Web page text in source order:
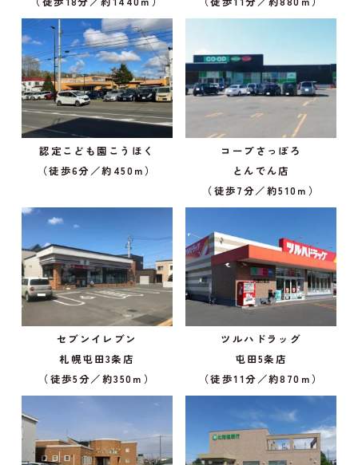
認定こども園こうほく
（徒歩6分／約450ｍ）
コープさっぽろ
とんでん店
（徒歩7分／約510ｍ）
セブンイレブン
札幌屯田3条店
（徒歩5分／約350ｍ）
ツルハドラッグ
屯田5条店
（徒歩11分／約870ｍ）